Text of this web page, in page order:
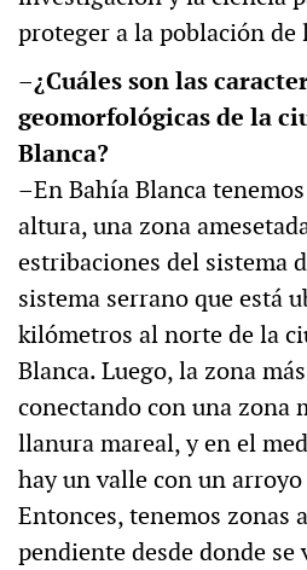
proteger a la población de
–¿Cuáles son las
geomorfológicas de la
Blanca?
–En Bahía Blanca
altura, una zona
estribaciones del sistema
sistema serrano que está
kilómetros al norte de la
Blanca. Luego, la zona
conectando con una zona
llanura mareal, y en el
hay un valle con un
Entonces, tenemos zonas
pendiente desde donde se